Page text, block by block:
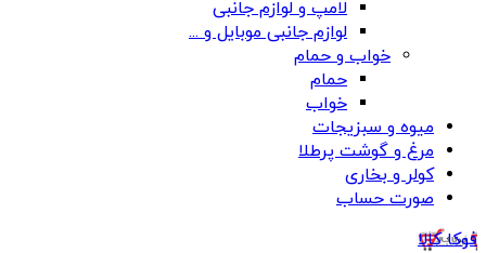
لامپ و لوازم جانبی
لوازم جانبی موبایل و ...
خواب و حمام
حمام
خواب
میوه و سبزیجات
مرغ و گوشت پرطلا
کولر و بخاری
صورت حساب
فوکا کالا